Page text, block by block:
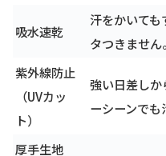
吸水速乾
汗をかいて
タつきません
紫外線防止
（UVカッ
ト）
強い日差しか
ーシーンでも
厚手生地